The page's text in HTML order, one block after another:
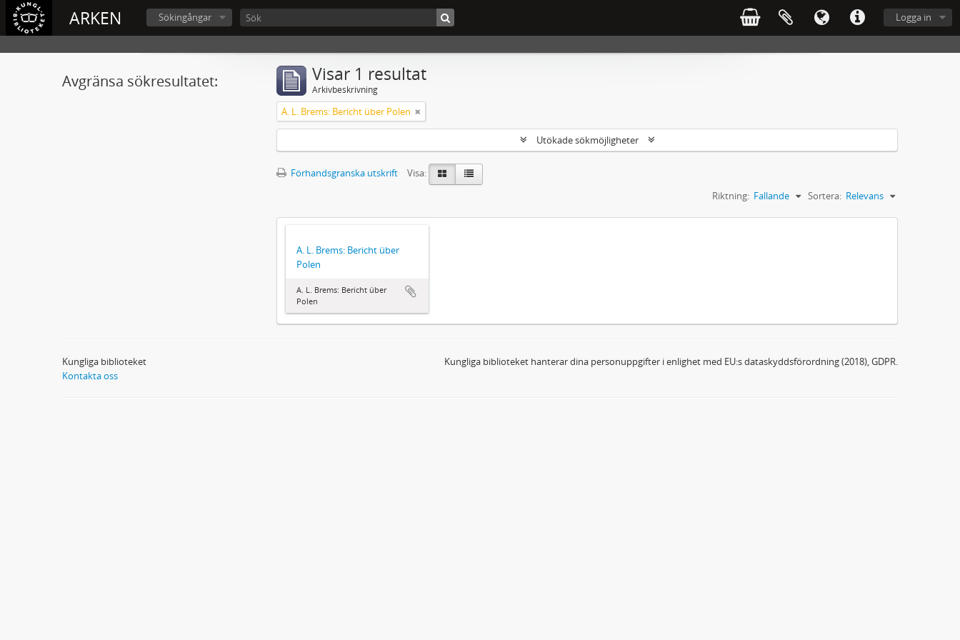
ARKEN Logga in
Sökingångar
Avgränsa sökresultatet: Visar 1 resultat
Arkivbeskrivning
A. L. Brems: Bericht über Polen
Utökade sökmöjligheter
Förhandsgranska utskrift
Visa:
Sortera: Relevans
Riktning: Fallande
A. L. Brems: Bericht über
Polen
A. L. Brems: Bericht über
Polen
Kungliga biblioteket
Kontakta oss
Kungliga biblioteket hanterar dina personuppgifter i enlighet med EU:s dataskyddsförordning (2018), GDPR.